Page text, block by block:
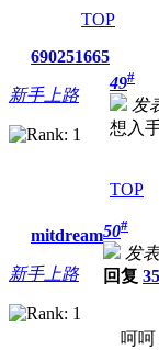
TOP
690251665
新手上路
49#
发
想入
TOP
mitdream
新手上路
50#
发
回复
呵呵